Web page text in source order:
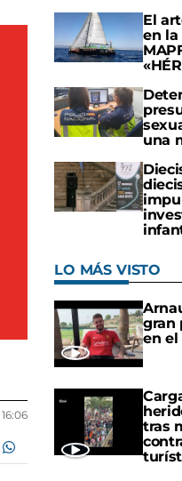
16:06
El
en la
una
LO MÁS VISTO
gran
en el
tras